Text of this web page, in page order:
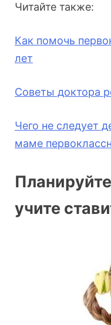
Читайте также:
Как помочь
лет
Советы доктора
Чего не следует
маме
учите